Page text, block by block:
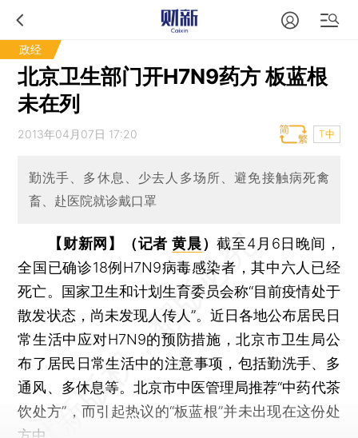
政经
北京卫生部门开H7N9药方 板蓝根
未在列
2013年04月07日 17:20 T中
勤洗手、多休息、少去人多场所、避免接触病死禽
畜、赴医院就诊戴口罩
【财新网】（记者 黄晨）截至4月6日晚间，
全国已确诊18例H7N9病毒感染者，其中六人已经
死亡。国家卫生和计划生育委员会称“目前疫情处于
散发状态，尚未发现人传人”。近日各地公布居民日
常生活中应对H7N9的预防措施，北京市卫生局公
布了居民日常生活中的注意事项，包括勤洗手、多
通风、多休息等。北京市中医管理局推荐“中药代茶
饮处方”，而引起热议的“板蓝根”并未出现在这份处